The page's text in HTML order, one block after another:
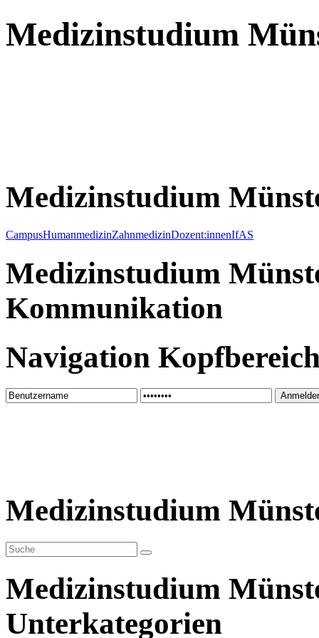
Medizinstudium
Medizinstudium
CampusHumanmedizinZahnmedizinDozent:innenIfAS
Medizinstudium
Kommunikation
Navigation
Medizinstudium
Medizinstudium
Unterkategorien